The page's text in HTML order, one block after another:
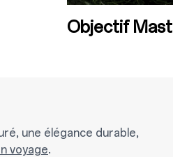
Objectif
une élégance durable,
voyage.